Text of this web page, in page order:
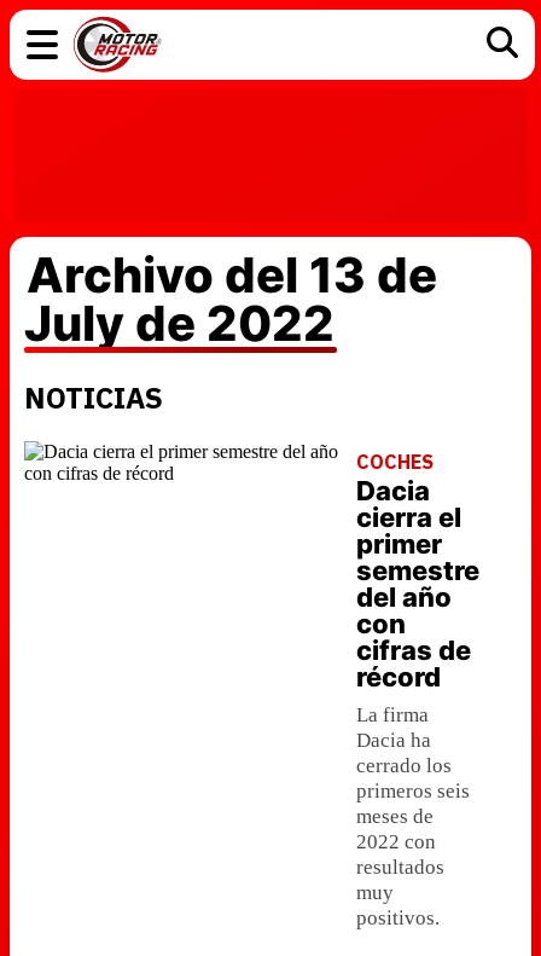
Archivo del 13 de
July de 2022
NOTICIAS
COCHES
Dacia
cierra el
primer
semestre
del año
con
cifras de
récord
La firma
Dacia ha
cerrado los
primeros seis
meses de
2022 con
resultados
muy
positivos.